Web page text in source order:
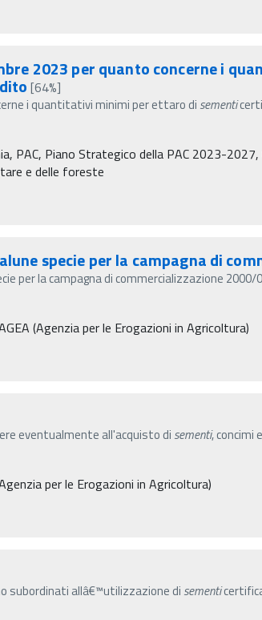
2023 per quanto concerne i
[64%]
i quantitativi minimi per ettaro di sementi
PAC, Piano Strategico della PAC 2023-
e delle foreste
specie per la campagna di
per la campagna di commercializzazione 2000/
(Agenzia per le Erogazioni in Agricoltura)
eventualmente all'acquisto di sementi, concimi
per le Erogazioni in Agricoltura)
subordinati allâ€™utilizzazione di sementi